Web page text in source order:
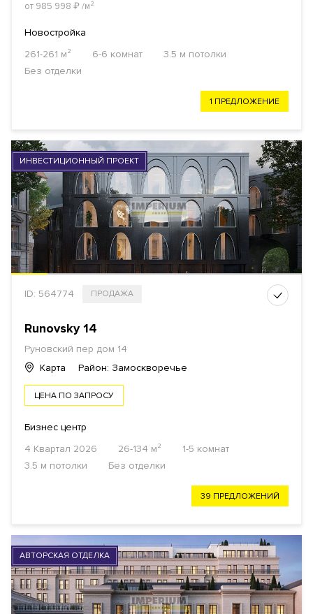
от 985 998 ₽/м²
Новостройка
261-261 м²
6-6 комнат
3.5 м потолки
Без отделки
1 ПРЕДЛОЖЕНИЕ
ИНВЕСТИЦИОННЫЙ ПРОЕКТ
ID: 564774 ПРОДАЖА
Runovsky 14
Руновский пер дом 14
Карта
Район: Замоскворечье
ЦЕНА ПО ЗАПРОСУ
Бизнес центр
4 Квартал 2026
26-134 м²
1-5 комнат
3.5 м потолки
Без отделки
39 ПРЕДЛОЖЕНИЙ
АВТОРСКАЯ ОТДЕЛКА